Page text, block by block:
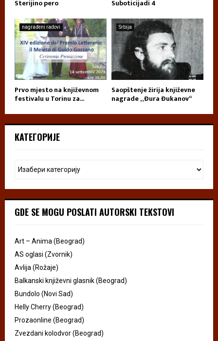
Sterijino pero Suboticijadi 4
nagrađeni radovi
Prvo mjesto na književnom
festivalu u Torinu za...
Srbija
Saopštenje žirija književne
nagrade „Đura Đukanov“
КАТЕГОРИЈЕ
GDE SE MOGU POSLATI AUTORSKI TEKSTOVI
Art – Anima (Beograd)
AS oglasi (Zvornik)
Avlija (Rožaje)
Balkanski književni glasnik (Beograd)
Bundolo (Novi Sad)
Helly Cherry (Beograd)
Prozaonline (Beograd)
Zvezdani kolodvor (Beograd)